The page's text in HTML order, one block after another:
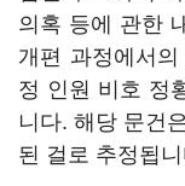
의혹 등에 관한
개편 과정에서
정 인원 비호 정
니다. 해당 문건
된 걸로 추정됩